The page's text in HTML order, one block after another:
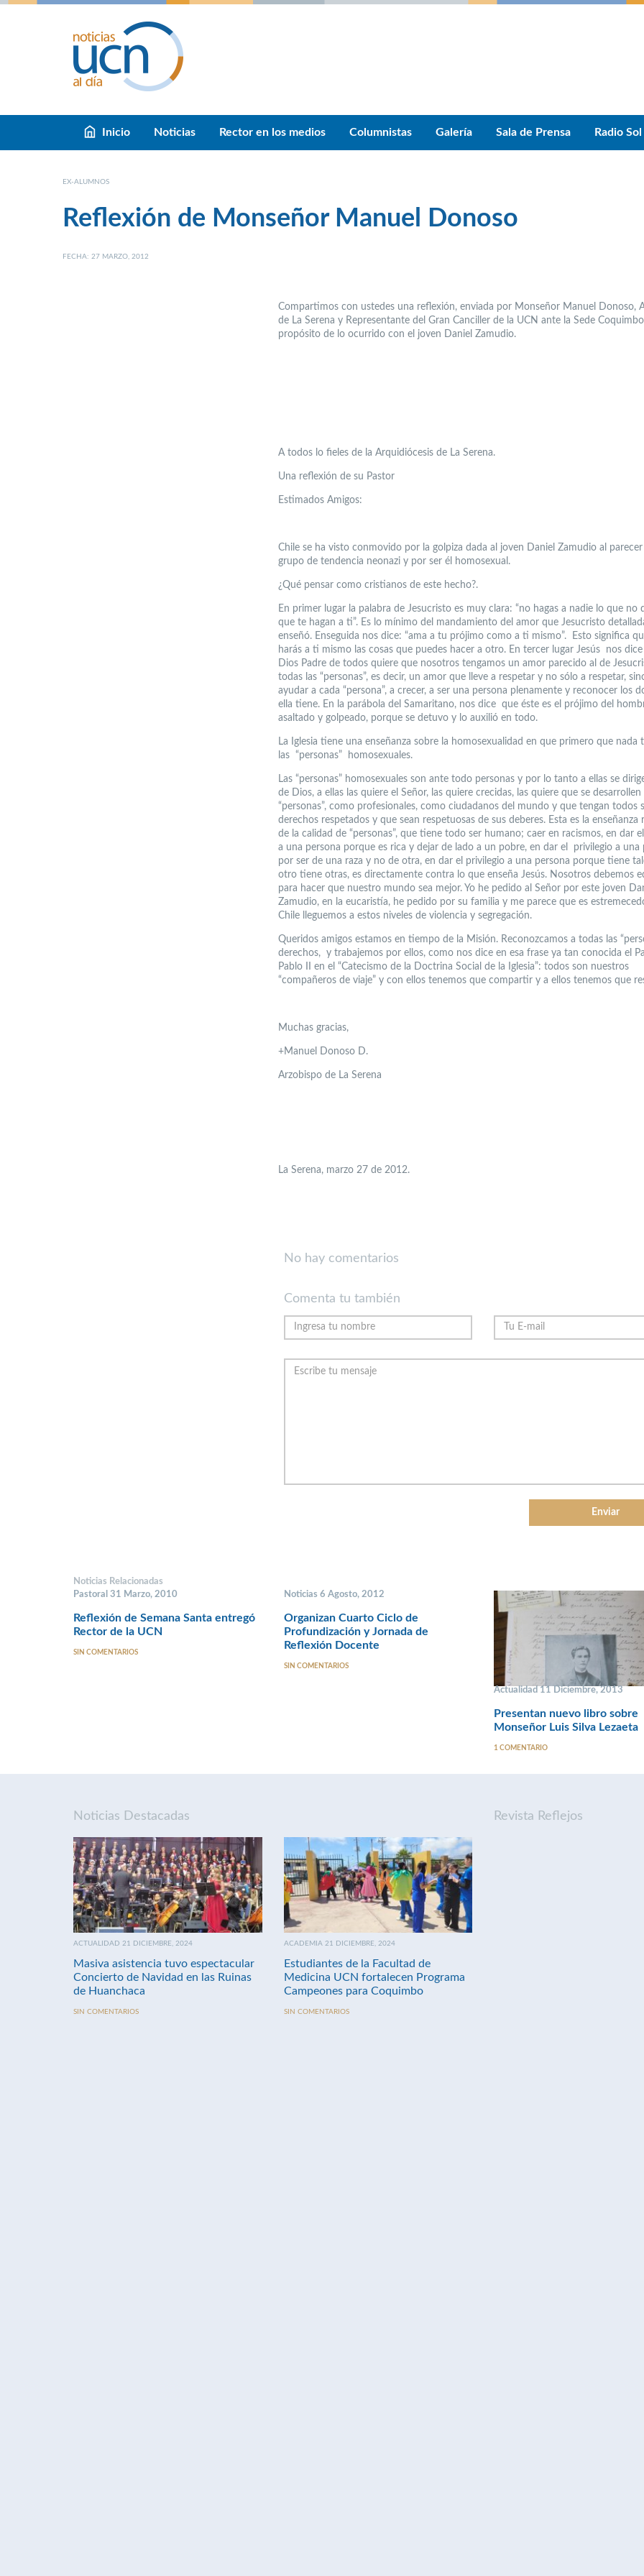
Inicio Noticias Rector en los medios Columnistas Galería Sala de Prensa Radio Sol
EX-ALUMNOS
Reflexión de Monseñor Manuel Donoso
FECHA: 27 MARZO, 2012
Compartimos con ustedes una reflexión, enviada por Monseñor Manuel Donoso,
de La Serena y Representante del Gran Canciller de la UCN ante la Sede
propósito de lo ocurrido con el joven Daniel Zamudio.
A todos lo fieles de la Arquidiócesis de La Serena.
Una reflexión de su Pastor
Estimados Amigos:
Chile se ha visto conmovido por la golpiza dada al joven Daniel Zamudio al
grupo de tendencia neonazi y por ser él homosexual.
¿Qué pensar como cristianos de este hecho?.
En primer lugar la palabra de Jesucristo es muy clara: “no hagas a nadie lo que no
que te hagan a ti”. Es lo mínimo del mandamiento del amor que Jesucristo
enseñó. Enseguida nos dice: “ama a tu prójimo como a ti mismo”. Esto significa
harás a ti mismo las cosas que puedes hacer a otro. En tercer lugar Jesús nos dice
Dios Padre de todos quiere que nosotros tengamos un amor parecido al de
todas las “personas”, es decir, un amor que lleve a respetar y no sólo a respetar,
ayudar a cada “persona”, a crecer, a ser una persona plenamente y reconocer los
ella tiene. En la parábola del Samaritano, nos dice que éste es el prójimo del
asaltado y golpeado, porque se detuvo y lo auxilió en todo.
La Iglesia tiene una enseñanza sobre la homosexualidad en que primero que nada
las “personas” homosexuales.
Las “personas” homosexuales son ante todo personas y por lo tanto a ellas se
de Dios, a ellas las quiere el Señor, las quiere crecidas, las quiere que se
“personas”, como profesionales, como ciudadanos del mundo y que tengan todos
derechos respetados y que sean respetuosas de sus deberes. Esta es la enseñanza
de la calidad de “personas”, que tiene todo ser humano; caer en racismos, en dar
a una persona porque es rica y dejar de lado a un pobre, en dar el privilegio a una
por ser de una raza y no de otra, en dar el privilegio a una persona porque tiene
otro tiene otras, es directamente contra lo que enseña Jesús. Nosotros debemos
para hacer que nuestro mundo sea mejor. Yo he pedido al Señor por este joven
Zamudio, en la eucaristía, he pedido por su familia y me parece que es
Chile lleguemos a estos niveles de violencia y segregación.
Queridos amigos estamos en tiempo de la Misión. Reconozcamos a todas las
derechos, y trabajemos por ellos, como nos dice en esa frase ya tan conocida el
Pablo II en el “Catecismo de la Doctrina Social de la Iglesia”: todos son nuestros
“compañeros de viaje” y con ellos tenemos que compartir y a ellos tenemos que
Muchas gracias,
+Manuel Donoso D.
Arzobispo de La Serena
La Serena, marzo 27 de 2012.
No hay comentarios
Comenta tu también
Noticias Relacionadas
Pastoral 31 Marzo, 2010
Reflexión de Semana Santa entregó
Rector de la UCN
SIN COMENTARIOS
Noticias 6 Agosto, 2012
Organizan Cuarto Ciclo de
Profundización y Jornada de
Reflexión Docente
SIN COMENTARIOS
Actualidad 11 Diciembre, 2013
Presentan nuevo libro sobre
Monseñor Luis Silva Lezaeta
1 COMENTARIO
Noticias Destacadas
ACTUALIDAD 21 DICIEMBRE, 2024
Masiva asistencia tuvo espectacular
Concierto de Navidad en las Ruinas
de Huanchaca
SIN COMENTARIOS
ACADEMIA 21 DICIEMBRE, 2024
Estudiantes de la Facultad de
Medicina UCN fortalecen Programa
Campeones para Coquimbo
SIN COMENTARIOS
Revista Reflejos